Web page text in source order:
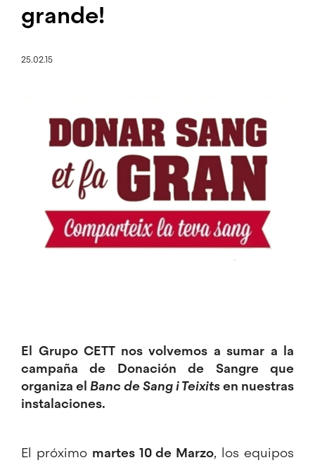
grande!
25.02.15
El Grupo CETT nos volvemos a sumar a la
campaña de Donación de Sangreque
organiza el Banc de Sang i Teixitsen nuestras
instalaciones.
El próximo martes 10 de Marzo, los equipos